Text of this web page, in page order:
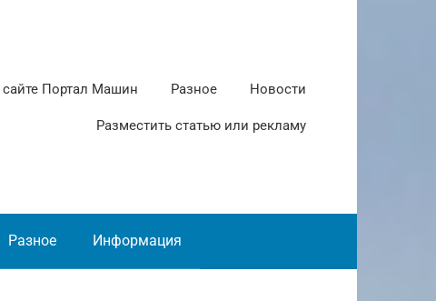
Портал Машин Разное Новости
Разместить статью или рекламу
Разное Информация